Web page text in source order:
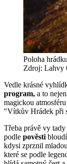
Poloha
Zdroj: Lahvy
Vedle krásné
program, a to
magickou
"Vítkův Hrádek při
Třeba právě vy
podle pověsti
kdysi zprznil
které se podle